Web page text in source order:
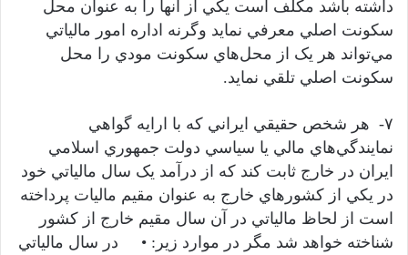
داشته باشد مکلف است يکي از آنها را به عنوان محل
سکونت اصلي معرفي نمايد وگرنه اداره امور مالياتي
مي‌تواند هر يک از محل‌هاي سکونت مودي را محل
سکونت اصلي تلقي نمايد.
۷- هر شخص حقيقي ايراني که با ارايه گواهي
نمايندگي‌هاي مالي يا سياسي دولت جمهوري اسلامي
ايران در خارج ثابت کند که از درآمد يک سال مالياتي خود
در يکي از کشورهاي خارج به عنوان مقيم ماليات پرداخته
است از لحاظ مالياتي در آن سال مقيم خارج از کشور
شناخته خواهد شد مگر در موارد زير: • در سال مالياتي